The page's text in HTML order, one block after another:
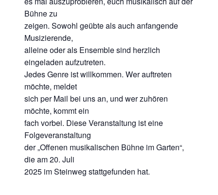
Bühne zu
zeigen. Sowohl geübte als auch anfangende
Musizierende,
alleine oder als Ensemble sind herzlich
eingeladen aufzutreten.
Jedes Genre ist willkommen. Wer auftreten
möchte, meldet
sich per Mail bei uns an, und wer zuhören
möchte, kommt ein
fach vorbei. Diese Veranstaltung ist eine
Folgeveranstaltung
der „Offenen musikalischen Bühne im Garten“,
die am 20. Juli
2025 im Steinweg stattgefunden hat.